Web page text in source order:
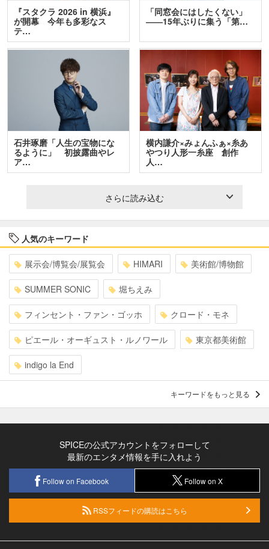
『スタクラ 2026 in 横浜』
が開幕 今年も多彩なス
テ…
「同窓会にはしたくない」
――15年ぶりに集う「第…
石井琢磨「人生の宝物にな
るように」 初披露曲やレ
ア…
横内謙介×みょんふぁ×糸あ
やつり人形一糸座 創作
人…
さらに読み込む
人気のキーワード
展示会/博覧会/展覧会 HIMARI 美術館/博物館
SUMMER SONIC 堀ちえみ
フィンセント・ファン・ゴッホ クロード・モネ
ピエール・オーギュスト・ルノワール 東京都美術館
indigo la End
キーワードをもっと見る
SPICEの公式アカウントをフォローして
最新のエンタメ情報を手に入れよう
Follow on Facebook Follow on X
RSSフィードの購読はこちら